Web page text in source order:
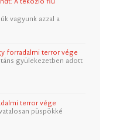
vagyunk azzal a
forradalmi terror vége
gyülekezetben adott
terror vége
püspökké